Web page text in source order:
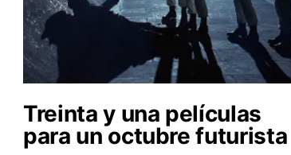
Treinta y una películas
para un octubre futurista